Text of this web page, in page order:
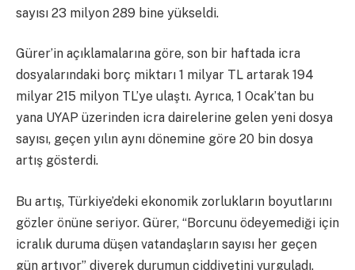
sayısı 23 milyon 289 bine yükseldi.
Gürer’in açıklamalarına göre, son bir haftada icra
dosyalarındaki borç miktarı 1 milyar TL artarak 194
milyar 215 milyon TL’ye ulaştı. Ayrıca, 1 Ocak’tan bu
yana UYAP üzerinden icra dairelerine gelen yeni dosya
sayısı, geçen yılın aynı dönemine göre 20 bin dosya
artış gösterdi.
Bu artış, Türkiye’deki ekonomik zorlukların boyutlarını
gözler önüne seriyor. Gürer, “Borcunu ödeyemediği için
icralık duruma düşen vatandaşların sayısı her geçen
gün artıyor” diyerek durumun ciddiyetini vurguladı.